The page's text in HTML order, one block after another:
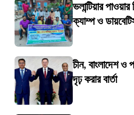
ভলান্টিয়ার
ক্যাম্প ও
চীন, বাংলাদেশ
দৃঢ় করার বার্তা